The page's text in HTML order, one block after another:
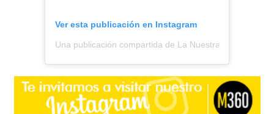
Ver esta publicación en Instagram
Una publicación compartida de La Nuestra